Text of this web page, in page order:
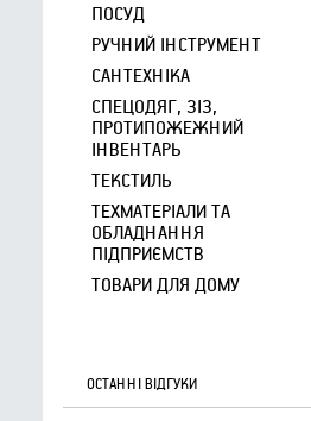
ПОСУД
РУЧНИЙ ІНСТРУМЕНТ
САНТЕХНІКА
СПЕЦОДЯГ, ЗІЗ,
ПРОТИПОЖЕЖНИЙ
ІНВЕНТАРЬ
ТЕКСТИЛЬ
ТЕХМАТЕРІАЛИ ТА
ОБЛАДНАННЯ
ПІДПРИЄМСТВ
ТОВАРИ ДЛЯ ДОМУ
ОСТАННІ ВІДГУКИ